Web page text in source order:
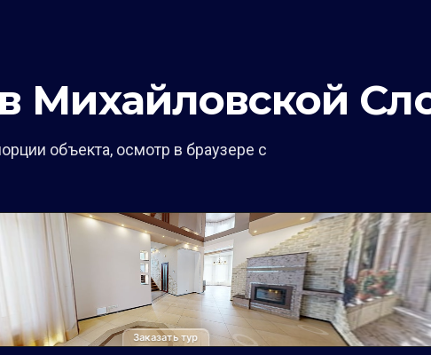
Михайловской
объекта, осмотр в браузере с
Заказать тур